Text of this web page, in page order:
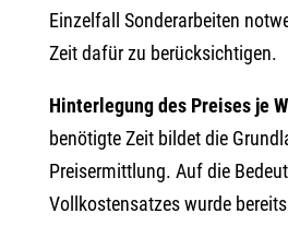
Einzelfall Sonderarbeiten
Zeit dafür zu berücksichtigen.
Hinterlegung des Preises je
benötigte Zeit bildet die
Preisermittlung. Auf die
Vollkostensatzes wurde